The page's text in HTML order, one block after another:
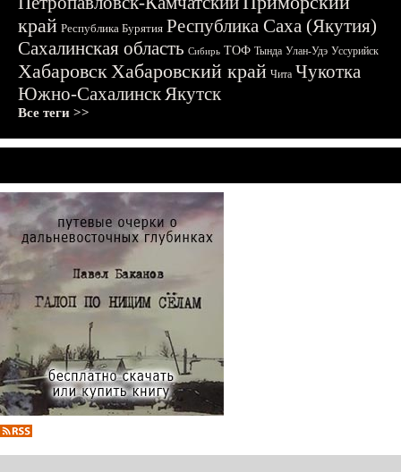
край Республика Бурятия Республика Саха (Якутия)
Сахалинская область Сибирь ТОФ Тында Улан-Удэ Уссурийск
ХабаровскХабаровский край Чита Чукотка
Южно-СахалинскЯкутск
Все теги >>